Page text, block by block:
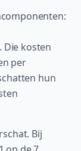
kosten
per
hun
Bij